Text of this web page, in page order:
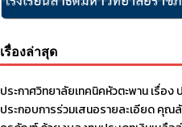
เรื่องล่าสุด
ประกาศวิทยาลัยเทคนิคหัวตะพาน เรื่อง
ประกอบการร่วมเสนอรายละเอียด คุณ